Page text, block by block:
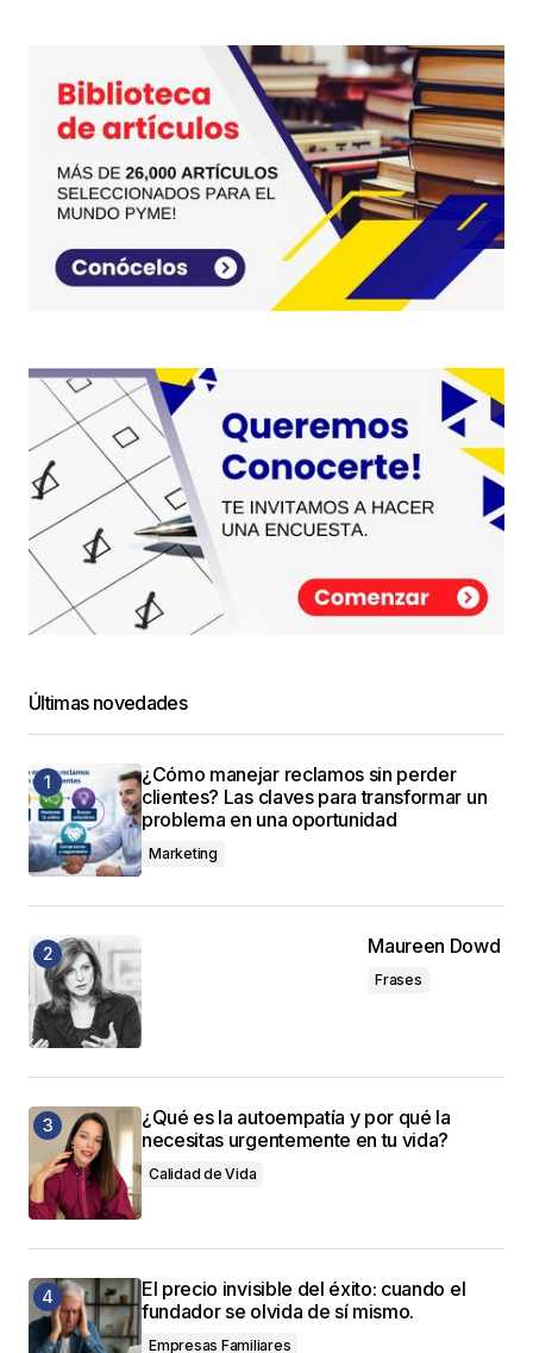
Últimas novedades
¿Cómo manejar reclamos sin perder
clientes? Las claves para transformar un
problema en una oportunidad
Marketing
Maureen Dowd
Frases
¿Qué es la autoempatía y por qué la
necesitas urgentemente en tu vida?
Calidad de Vida
El precio invisible del éxito: cuando el
fundador se olvida de sí mismo.
Empresas Familiares